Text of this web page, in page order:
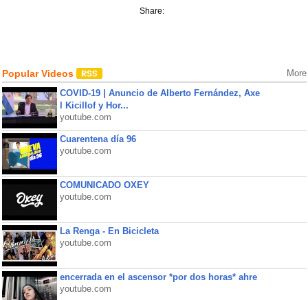
Share:
Popular Videos More
COVID-19 | Anuncio de Alberto Fernández, Axe
l Kicillof y Hor...
youtube.com
Cuarentena día 96
youtube.com
COMUNICADO OXEY
youtube.com
La Renga - En Bicicleta
youtube.com
encerrada en el ascensor *por dos horas* ahre
youtube.com